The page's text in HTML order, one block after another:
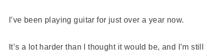
I’ve been playing guitar for just over a year now.
It’s a lot harder than I thought it would be, and I’m still